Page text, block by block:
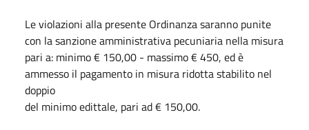
Le violazioni alla presente Ordinanza saranno punite
con la sanzione amministrativa pecuniaria nella misura
pari a: minimo € 150,00 - massimo € 450, ed è
ammesso il pagamento in misura ridotta stabilito nel
doppio
del minimo edittale, pari ad € 150,00.